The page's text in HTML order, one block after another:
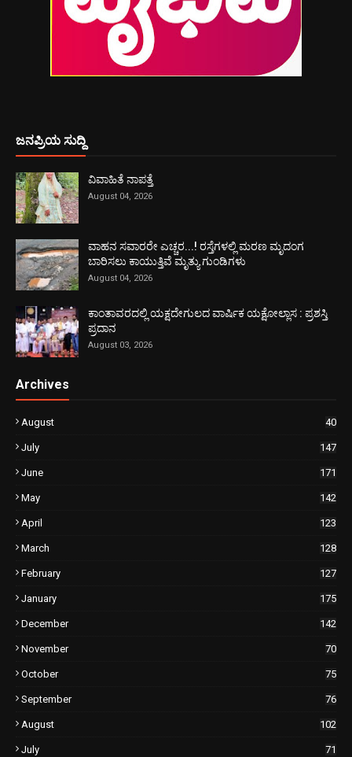
ಜನಪ್ರಿಯ ಸುದ್ದಿ
ವಿವಾಹಿತೆ ನಾಪತ್ತೆ
August 04, 2026
ವಾಹನ ಸವಾರರೇ ಎಚ್ಚರ...! ರಸ್ತೆಗಳಲ್ಲಿ ಮರಣ ಮೃದಂಗ
ಬಾರಿಸಲು ಕಾಯುತ್ತಿವೆ ಮೃತ್ಯು ಗುಂಡಿಗಳು
August 04, 2026
ಕಾಂತಾವರದಲ್ಲಿ ಯಕ್ಷದೇಗುಲದ ವಾರ್ಷಿಕ ಯಕ್ಷೋಲ್ಲಾಸ : ಪ್ರಶಸ್ತಿ
ಪ್ರದಾನ
August 03, 2026
Archives
August 40
July 147
June 171
May 142
April 123
March 128
February 127
January 175
December 142
November 70
October 75
September 76
August 102
July 71